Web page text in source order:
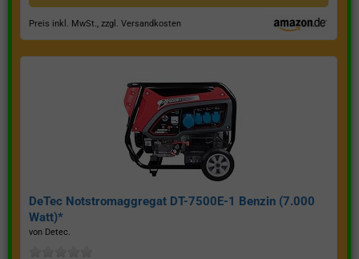
Preis inkl. MwSt., zzgl. Versandkosten
DeTec Notstromaggregat DT-7500E-1 Benzin (7.000
Watt)*
von Detec.